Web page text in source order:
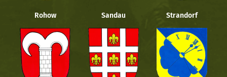
Rohow Sandau Strandorf